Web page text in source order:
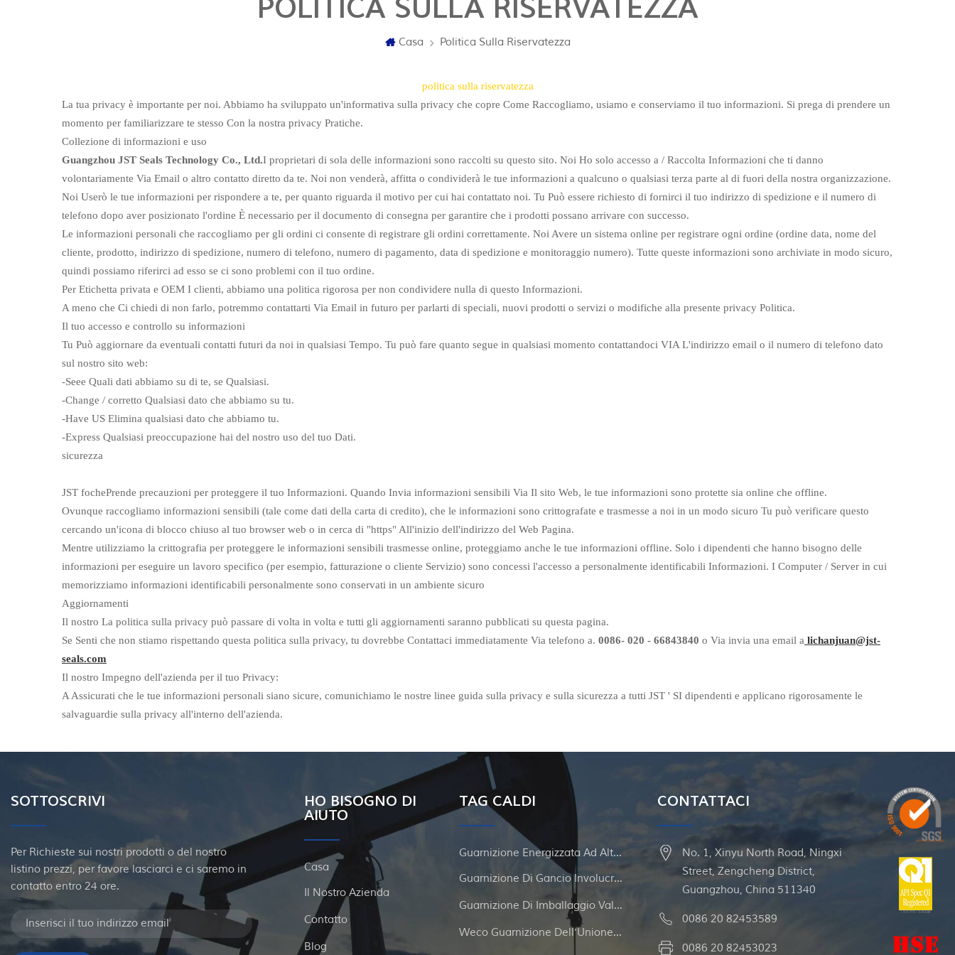
POLITICA SULLA RISERVATEZZA
Casa Politica Sulla Riservatezza
politica sulla riservatezza
La tua privacy è importante per noi. Abbiamo ha sviluppato un'informativa sulla privacy che copre Come Raccogliamo, usiamo e conserviamo il tuo informazioni. Si prega di prendere un
momento per familiarizzare te stesso Con la nostra privacy Pratiche.
Collezione di informazioni e uso
Guangzhou JST Seals Technology Co., Ltd.I proprietari di sola delle informazioni sono raccolti su questo sito. Noi Ho solo accesso a / Raccolta Informazioni che ti danno
volontariamente Via Email o altro contatto diretto da te. Noi non venderà, affitta o condividerà le tue informazioni a qualcuno o qualsiasi terza parte al di fuori della nostra organizzazione.
Noi Userò le tue informazioni per rispondere a te, per quanto riguarda il motivo per cui hai contattato noi. Tu Può essere richiesto di fornirci il tuo indirizzo di spedizione e il numero di
telefono dopo aver posizionato l'ordine È necessario per il documento di consegna per garantire che i prodotti possano arrivare con successo.
Le informazioni personali che raccogliamo per gli ordini ci consente di registrare gli ordini correttamente. Noi Avere un sistema online per registrare ogni ordine (ordine data, nome del
cliente, prodotto, indirizzo di spedizione, numero di telefono, numero di pagamento, data di spedizione e monitoraggio numero). Tutte queste informazioni sono archiviate in modo sicuro,
quindi possiamo riferirci ad esso se ci sono problemi con il tuo ordine.
Per Etichetta privata e OEM I clienti, abbiamo una politica rigorosa per non condividere nulla di questo Informazioni.
A meno che Ci chiedi di non farlo, potremmo contattarti Via Email in futuro per parlarti di speciali, nuovi prodotti o servizi o modifiche alla presente privacy Politica.
Il tuo accesso e controllo su informazioni
Tu Può aggiornare da eventuali contatti futuri da noi in qualsiasi Tempo. Tu può fare quanto segue in qualsiasi momento contattandoci VIA L'indirizzo email o il numero di telefono dato
sul nostro sito web:
-Seee Quali dati abbiamo su di te, se Qualsiasi.
-Change / corretto Qualsiasi dato che abbiamo su tu.
-Have US Elimina qualsiasi dato che abbiamo tu.
-Express Qualsiasi preoccupazione hai del nostro uso del tuo Dati.
sicurezza
JST fochePrende precauzioni per proteggere il tuo Informazioni. Quando Invia informazioni sensibili Via Il sito Web, le tue informazioni sono protette sia online che offline.
Ovunque raccogliamo informazioni sensibili (tale come dati della carta di credito), che le informazioni sono crittografate e trasmesse a noi in un modo sicuro Tu può verificare questo
cercando un'icona di blocco chiuso al tuo browser web o in cerca di "https" All'inizio dell'indirizzo del Web Pagina.
Mentre utilizziamo la crittografia per proteggere le informazioni sensibili trasmesse online, proteggiamo anche le tue informazioni offline. Solo i dipendenti che hanno bisogno delle
informazioni per eseguire un lavoro specifico (per esempio, fatturazione o cliente Servizio) sono concessi l'accesso a personalmente identificabili Informazioni. I Computer / Server in cui
memorizziamo informazioni identificabili personalmente sono conservati in un ambiente sicuro
Aggiornamenti
Il nostro La politica sulla privacy può passare di volta in volta e tutti gli aggiornamenti saranno pubblicati su questa pagina.
Se Senti che non stiamo rispettando questa politica sulla privacy, tu dovrebbe Contattaci immediatamente Via telefono a. 0086- 020 - 66843840 o Via invia una email a lichanjuan@jst-
seals.com
Il nostro Impegno dell'azienda per il tuo Privacy:
A Assicurati che le tue informazioni personali siano sicure, comunichiamo le nostre linee guida sulla privacy e sulla sicurezza a tutti JST ' SI dipendenti e applicano rigorosamente le
salvaguardie sulla privacy all'interno dell'azienda.
SOTTOSCRIVI
Per Richieste sui nostri prodotti o del nostro
listino prezzi, per favore lasciarci e ci saremo in
contatto entro 24 ore.
HO BISOGNO DI
AIUTO
Casa
Il Nostro Azienda
Contatto
Blog
TAG CALDI
Guarnizione Energizzata Ad Alta Pressione
Guarnizione Di Gancio Involucro E Tubi
Guarnizione Di Imballaggio Valvola A Gate
Weco Guarnizione Dell'Unione Del Martello
CONTATTACI
No. 1, Xinyu North Road, Ningxi
Street, Zengcheng District,
Guangzhou, China 511340
0086 20 82453589
0086 20 82453023